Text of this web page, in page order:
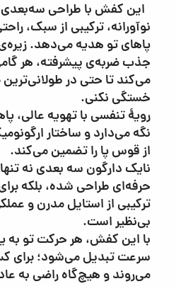
این کفش با طراحی سه‌بعدی
نوآورانه، ترکیبی از سبک،
پاهای تو هدیه می‌دهد.
جذب ضربه‌ی پیشرفته، هر گامی
می‌کند تا حتی در
خستگی نکنی.
رویۀ تنفسی با تهویه عالی،
نگه می‌دارد و ساختار
از قوس پا را تضمین می‌کند.
نایک دارگون سه بعدی نه تنها
حرفه‌ای طراحی شده، بلکه
ترکیبی از استایل مدرن و
بی‌نظیر است.
با این کفش، هر حرکت تو
سرعت تبدیل می‌شود؛ برای
می‌روند و هیچ‌گاه راضی به